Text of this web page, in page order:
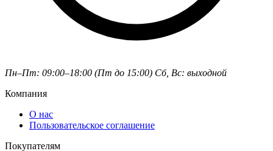
Пн–Пт: 09:00–18:00 (Пт до 15:00) Сб, Вс: выходной
Компания
О нас
Пользовательское соглашение
Покупателям